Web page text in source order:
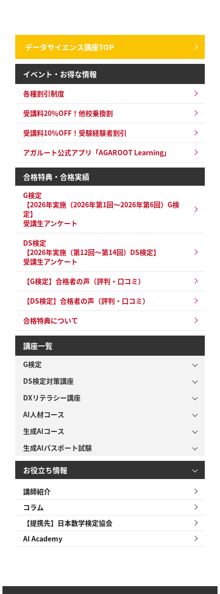
データサイエンス講座TOP
イベント・お得な情報
各種割引制度
受講料20％OFF！他校乗換割
受講料10％OFF！ 受験経験者割引
アガルート公式アプリ「AGAROOT Learning」
合格特典・合格実績
G検定
【2026年実施（2026年第1回～2026年第6回）G検
定】
受講生アンケート
DS検定
【2026年実施（第12回～第14回）DS検定】
受講生アンケート
【G検定】合格者の声（評判・口コミ）
【DS検定】合格者の声（評判・口コミ）
合格特典について
講座一覧
G検定
DS検定対策講座
DXリテラシー講座
AI人材コース
生成AIコース
生成AIパスポート試験
お役立ち情報
講師紹介
コラム
【提携先】日本数学検定協会
AI Academy